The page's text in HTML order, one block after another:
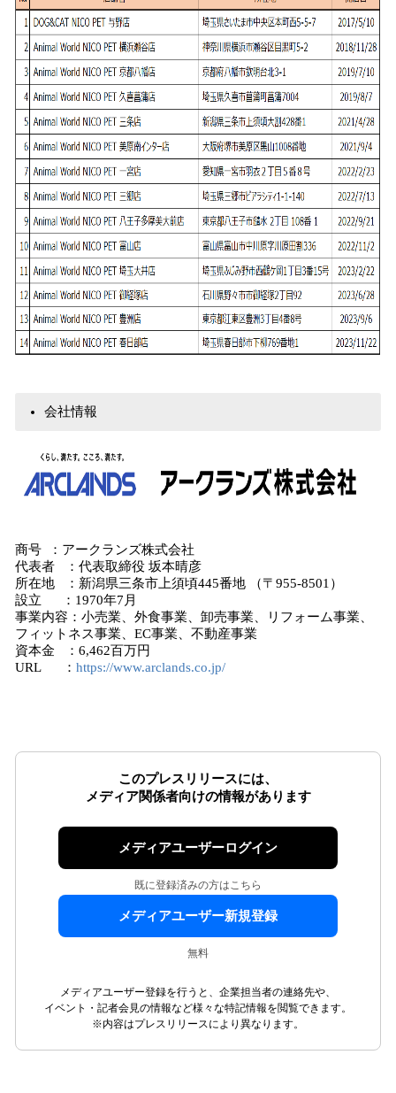
会社情報
商号 ：アークランズ株式会社
代表者 ：代表取締役 坂本晴彦
所在地 ：新潟県三条市上須頃445番地 （〒955-8501）
設立 ：1970年7月
事業内容：小売業、外食事業、卸売事業、リフォーム事業、
フィットネス事業、EC事業、不動産事業
資本金 ：6,462百万円
URL ： https://www.arclands.co.jp/
このプレスリリースには、
メディア関係者向けの情報があります
メディアユーザーログイン
既に登録済みの方はこちら
メディアユーザー新規登録
無料
メディアユーザー登録を行うと、企業担当者の連絡先や、
イベント・記者会見の情報など様々な特記情報を閲覧できます。
※内容はプレスリリースにより異なります。